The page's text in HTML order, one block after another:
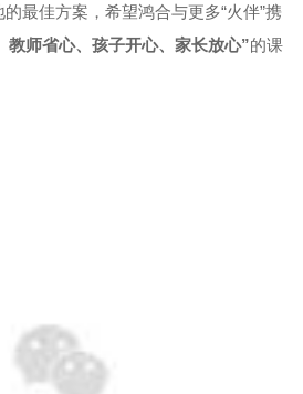
最佳方案，希望鸿合与更多“火伴”携
教师省心、孩子开心、家长放心”的课